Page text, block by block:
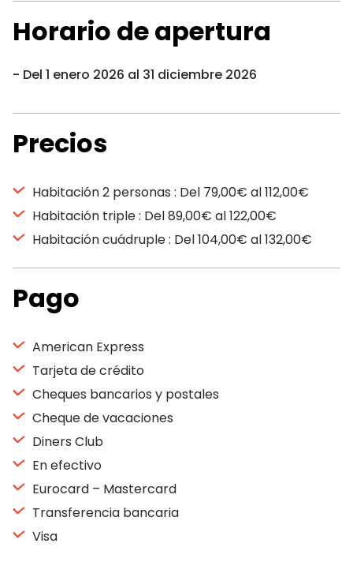
Horario de apertura
Del 1 enero 2026 al 31 diciembre 2026
Precios
Habitación 2 personas : Del 79,00€ al 112,00€
Habitación triple : Del 89,00€ al 122,00€
Habitación cuádruple : Del 104,00€ al 132,00€
Pago
American Express
Tarjeta de crédito
Cheques bancarios y postales
Cheque de vacaciones
Diners Club
En efectivo
Eurocard – Mastercard
Transferencia bancaria
Visa